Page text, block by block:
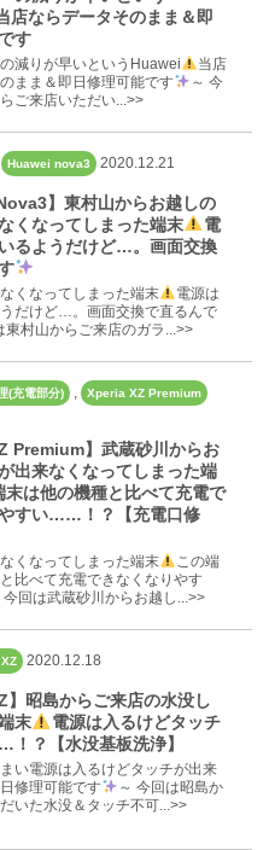
店ならデータそのまま＆即
す
減りが早いというHuawei
当店
まま＆即日修理可能です
～ 今
ご来店いただい...>>
Huawei nova3 2020.12.21
】東村山からお越しの
くなってしまった端末
電
るようだけど…。画面交換
くなってしまった端末
電源は
うだけど…。画面交換で直るんで
東村山からご来店のガラ...>>
(充電部分) , Xperia XZ Premium
Premium】武蔵砂川からお
出来なくなってしまった端
末は他の機種と比べて充電で
すい……！？【充電口修
くなってしまった端末
この端
比べて充電できなくなりやす
回は武蔵砂川からお越し...>>
2020.12.18
】昭島からご来店の水没し
末
電源は入るけどタッチ
！？【水没基板洗浄】
い電源は入るけどタッチが出来
修理可能です
～ 今回は昭島か
いた水没＆タッチ不可...>>